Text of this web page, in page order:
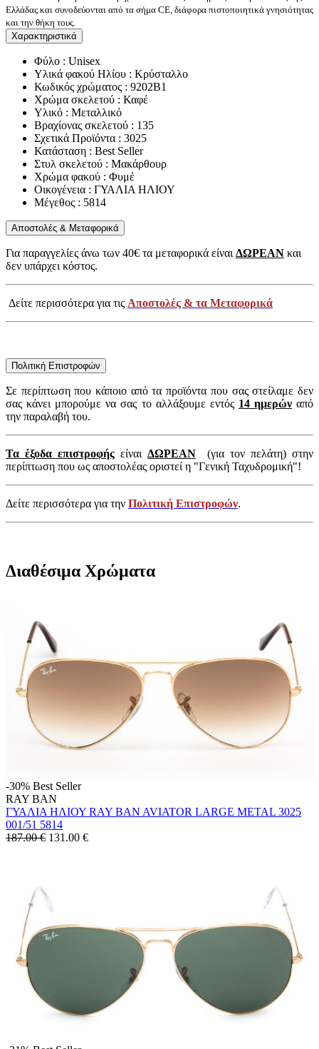
Ελλάδας και συνοδεύονται από τα σήμα CE, διάφορα πιστοποιητικά γνησιότητας
και την θήκη τους.
Χαρακτηριστικά
Φύλο : Unisex
Υλικά φακού Ηλίου : Κρύσταλλο
Κωδικός χρώματος : 9202B1
Χρώμα σκελετού : Καφέ
Υλικό : Μεταλλικό
Βραχίονας σκελετού : 135
Σχετικά Προϊόντα : 3025
Κατάσταση : Best Seller
Στυλ σκελετού : Μακάρθουρ
Χρώμα φακού : Φυμέ
Οικογένεια : ΓΥΑΛΙΑ ΗΛΙΟΥ
Μέγεθος : 5814
Αποστολές & Μεταφορικά
Για παραγγελίες άνω των 40€ τα μεταφορικά είναιΔΩΡΕΑΝ και
δεν υπάρχει κόστος.
Δείτε περισσότερα για τις Αποστολές & τα Μεταφορικά
Πολιτική Επιστροφών
Σε περίπτωση που κάποιο από τα προϊόντα που σας στείλαμε δεν
σας κάνει μπορούμε να σας το αλλάξουμε εντός 14 ημερώναπό
την παραλαβή του.
Τα έξοδα επιστροφής είναι ΔΩΡΕΑΝ (για τον πελάτη) στην
περίπτωση που ως αποστολέας οριστεί η "Γενική Ταχυδρομική"!
Δείτε περισσότερα για την Πολιτική Επιστροφών.
Διαθέσιμα Χρώματα
-30% Best Seller
RAY BAN
ΓΥΑΛΙΑ ΗΛΙΟΥ RAY BAN AVIATOR LARGE METAL 3025
001/51 5814
187.00 € 131.00 €